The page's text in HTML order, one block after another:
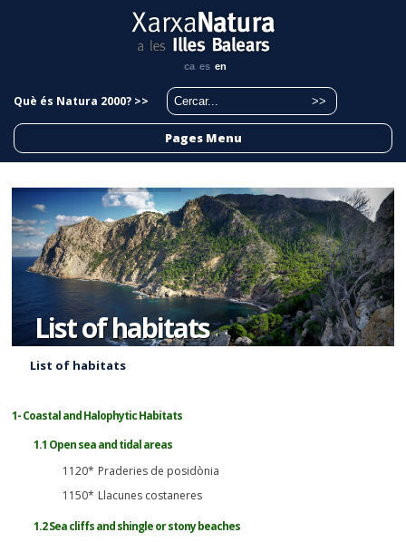
ca es en
Què és Natura 2000? >>
Pages Menu
List of habitats
List of habitats
1- Coastal and Halophytic Habitats
1.1 Open sea and tidal areas
1120* Praderies de posidònia
1150* Llacunes costaneres
1.2 Sea cliffs and shingle or stony beaches